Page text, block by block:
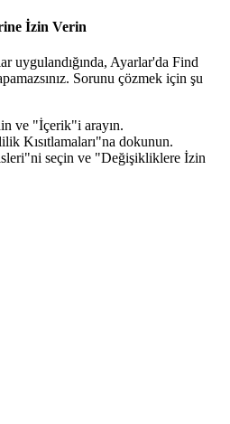
İzin Verin
uygulandığında, Ayarlar'da Find
Sorunu çözmek için şu
ve "İçerik"i arayın.
Kısıtlamaları"na dokunun.
seçin ve "Değişikliklere İzin